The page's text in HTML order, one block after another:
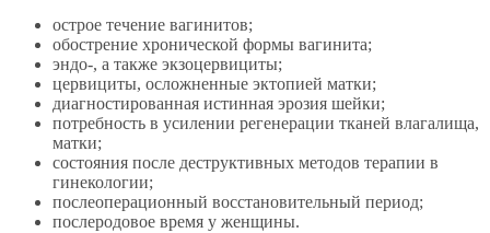
острое течение вагинитов;
обострение хронической формы вагинита;
эндо-, а также экзоцервициты;
цервициты, осложненные эктопией матки;
диагностированная истинная эрозия шейки;
потребность в усилении регенерации тканей влагалища,
матки;
состояния после деструктивных методов терапии в
гинекологии;
послеоперационный восстановительный период;
послеродовое время у женщины.